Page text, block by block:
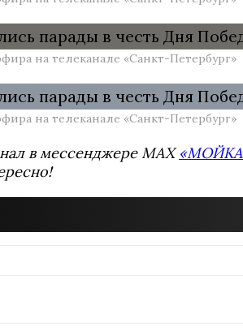
на телеканале «Санкт-Петербург»
на телеканале «Санкт-Петербург»
в мессенджере MAX